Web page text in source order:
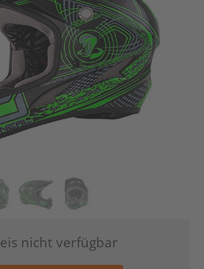
nicht verfügbar